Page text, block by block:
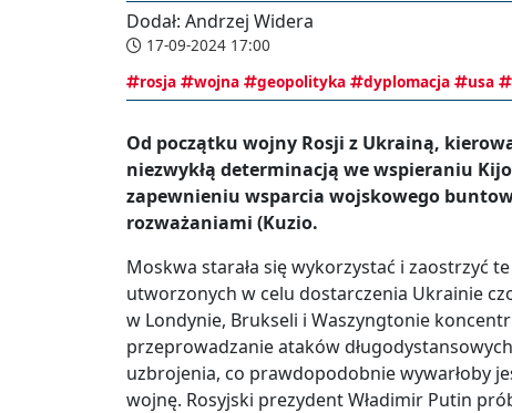
Dodał: Andrzej Widera
17-09-2024 17:00
rosja
wojna geopolityka dyplomacja usa
Od początku wojny Rosji z Ukrainą,
niezwykłą determinacją we wspieraniu
zapewnieniu wsparcia wojskowego
rozważaniami (Kuzio.
Moskwa starała się wykorzystać i zaostrzyć
utworzonych w celu dostarczenia Ukrainie
w Londynie, Brukseli i Waszyngtonie
przeprowadzanie ataków
uzbrojenia, co prawdopodobnie wywarłoby
wojnę. Rosyjski prezydent Władimir Putin